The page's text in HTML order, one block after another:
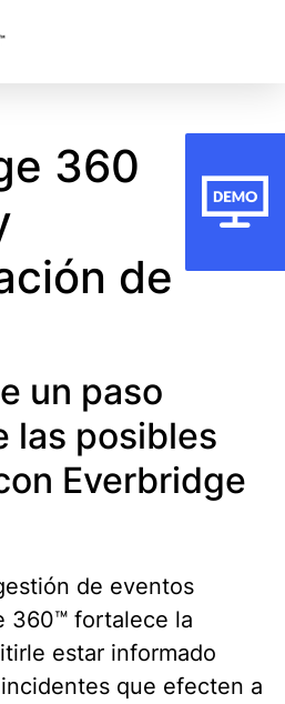
360
de
un paso
las posibles
Everbridge
de eventos
360™ fortalece la
estar informado
que efecten a